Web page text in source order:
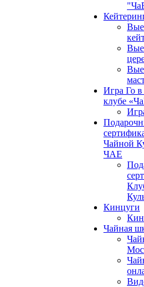
Игра Го
клубе
Чайной
ЧАЕ
Кинцуги
Чайная